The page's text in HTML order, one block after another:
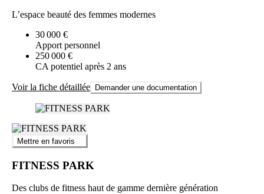
L’espace beauté des femmes modernes
30 000 €
Apport personnel
250 000 €
CA potentiel après 2 ans
Voir la fiche détaillée Demander une documentation
Mettre en favoris
FITNESS PARK
Des clubs de fitness haut de gamme dernière génération